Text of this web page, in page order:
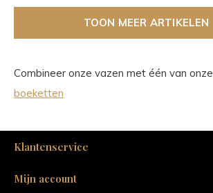
TOON MEER ARTIKELEN
Combineer onze vazen met één van onze
boeketten
Klantenservice
Mijn account